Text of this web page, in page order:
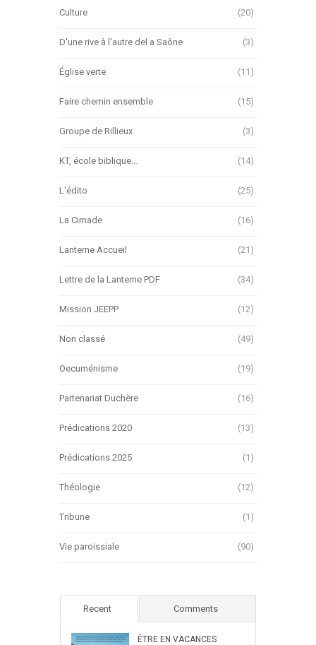
Culture (20)
D'une rive à l'autre del a Saône (3)
Église verte (11)
Faire chemin ensemble (15)
Groupe de Rillieux (3)
KT, école biblique… (14)
L'édito (25)
La Cimade (16)
Lanterne Accueil (21)
Lettre de la Lanterne PDF (34)
Mission JEEPP (12)
Non classé (49)
Oecuménisme (19)
Partenariat Duchère (16)
Prédications 2020 (13)
Prédications 2025 (1)
Théologie (12)
Tribune (1)
Vie paroissiale (90)
Recent Comments
ÊTRE EN VACANCES